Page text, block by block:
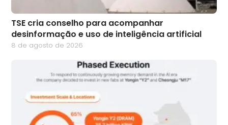
TSE cria conselho para acompanhar
desinformação e uso de inteligência artificial
8 de agosto de 2026